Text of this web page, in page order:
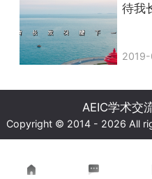
待我
AEIC学术交
Copyright © 2014 - 2026 All